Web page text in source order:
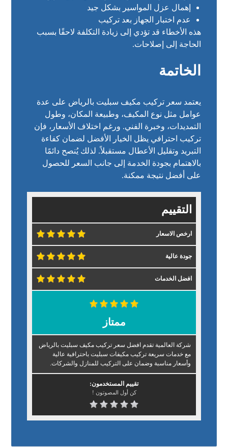
إهمال عزل المواسير بشكل جيد
عدم اختبار الجهاز بعد تركيب
هذه الأخطاء قد تؤدي إلى زيادة التكلفة لاحقًا بسبب
الحاجة إلى إصلاحات.
الخاتمة
يعتمد سعر تركيب مكيف سبليت بالرياض على عدة
عوامل مثل نوع المكيف، وطبيعة المكان، وطول
التمديدات، وخبرة الفني. ورغم اختلاف الأسعار، فإن
تركيب احترافي يظل الخيار الأفضل لضمان كفاءة
التبريد وتقليل الأعطال مستقبلاً. لذلك يُنصح دائمًا
بالاهتمام بجودة الخدمة إلى جانب السعر للحصول
على أفضل نتيجة ممكنة.
التقييم
ارخص الاسعار
جودة عالية
افضل الخدمات
ممتاز
شركة العالمية تقدم افضل سعر تركيب مكيف سبليت بالرياض
مع خدمات سريعة تركيب مكيفات سبليت باحترافية عالية
وأسعار مناسبة وضمان على التركيب للمنازل والشركات.
تقييم المستخدمون:
كن أول المصوتون !